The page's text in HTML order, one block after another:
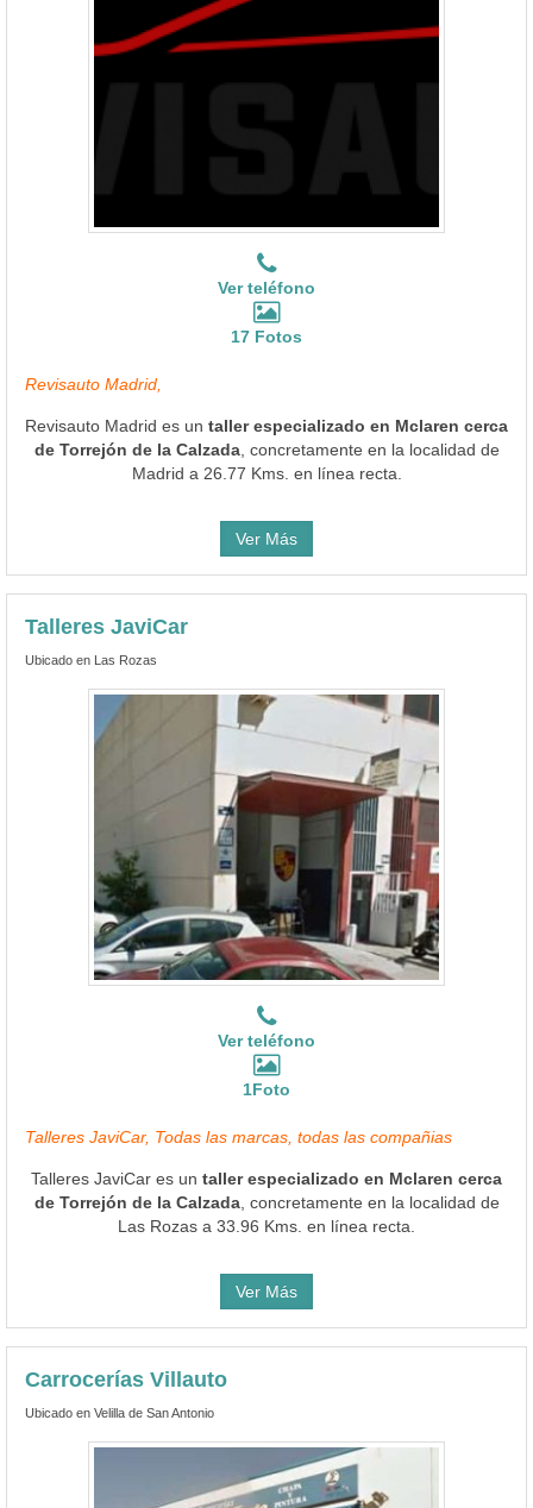
Ver teléfono
17 Fotos
Revisauto Madrid,
Revisauto Madrid es un taller especializado en Mclaren cerca
de Torrejón de la Calzada, concretamente en la localidad de
Madrid a 26.77 Kms. en línea recta.
Ver Más
Talleres JaviCar
Ubicado en Las Rozas
Ver teléfono
1Foto
Talleres JaviCar, Todas las marcas, todas las compañias
Talleres JaviCar es un taller especializado en Mclaren cerca
de Torrejón de la Calzada, concretamente en la localidad de
Las Rozas a 33.96 Kms. en línea recta.
Ver Más
Carrocerías Villauto
Ubicado en Velilla de San Antonio